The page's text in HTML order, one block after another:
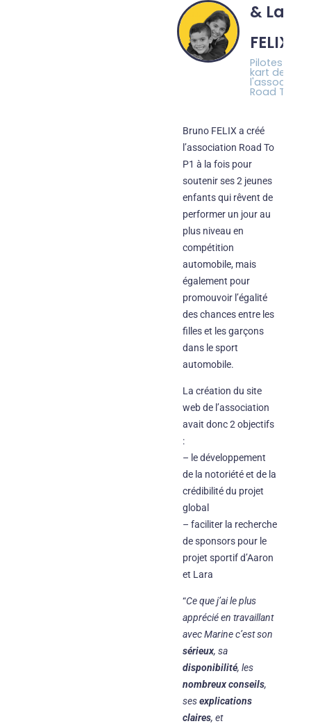
& Lara
FELIX
Pilotes de
kart de
Road To P1
Bruno FELIX a créé
l’association Road To
P1 à la fois pour
soutenir ses 2 jeunes
enfants qui rêvent de
performer un jour au
plus niveau en
compétition
automobile, mais
également pour
promouvoir l’égalité
des chances entre les
filles et les garçons
dans le sport
automobile.
La création du site
web de l’association
avait donc 2 objectifs
:
– le développement
de la notoriété et de la
crédibilité du projet
global
– faciliter la recherche
de sponsors pour le
projet sportif d’Aaron
et Lara
“Ce que j’ai le plus
apprécié en travaillant
avec Marine c’est son
sérieux, sa
disponibilité, les
nombreux conseils,
sesexplications
claires, et